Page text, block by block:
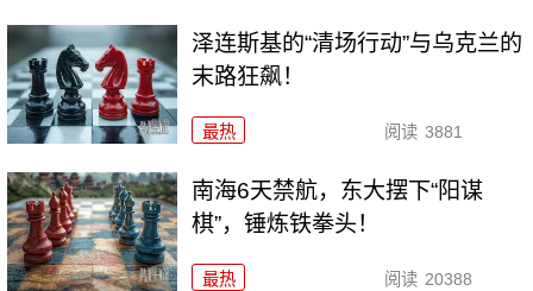
泽连斯基的“清场行动”与乌克兰的
末路狂飙！
最热 阅读 3881
南海6天禁航，东大摆下“阳谋
棋”，锤炼铁拳头！
最热 阅读 20388